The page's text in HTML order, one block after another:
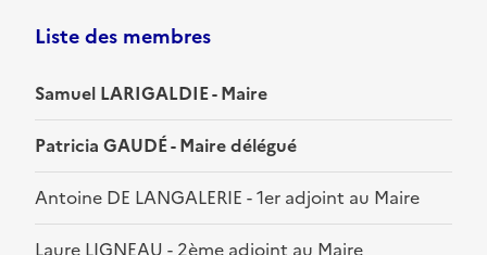
Liste des membres
Samuel LARIGALDIE - Maire
Patricia GAUDÉ - Maire délégué
Antoine DE LANGALERIE - 1er adjoint au Maire